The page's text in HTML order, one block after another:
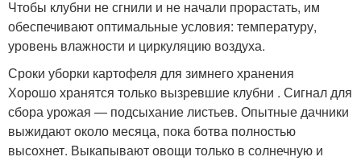
Чтобы клубни не сгнили и не начали прорастать, им
обеспечивают оптимальные условия: температуру,
уровень влажности и циркуляцию воздуха.
Сроки уборки картофеля для зимнего хранения
Хорошо хранятся только вызревшие клубни . Сигнал для
сбора урожая — подсыхание листьев. Опытные дачники
выжидают около месяца, пока ботва полностью
высохнет. Выкапывают овощи только в солнечную и